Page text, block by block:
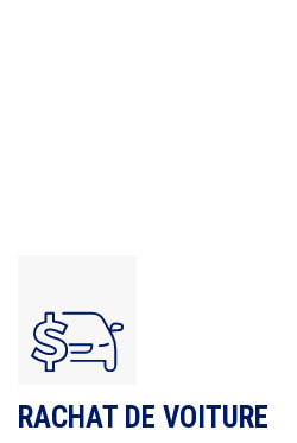
RACHAT DE VOITURE